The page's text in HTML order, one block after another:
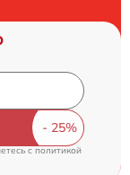
cполитикой